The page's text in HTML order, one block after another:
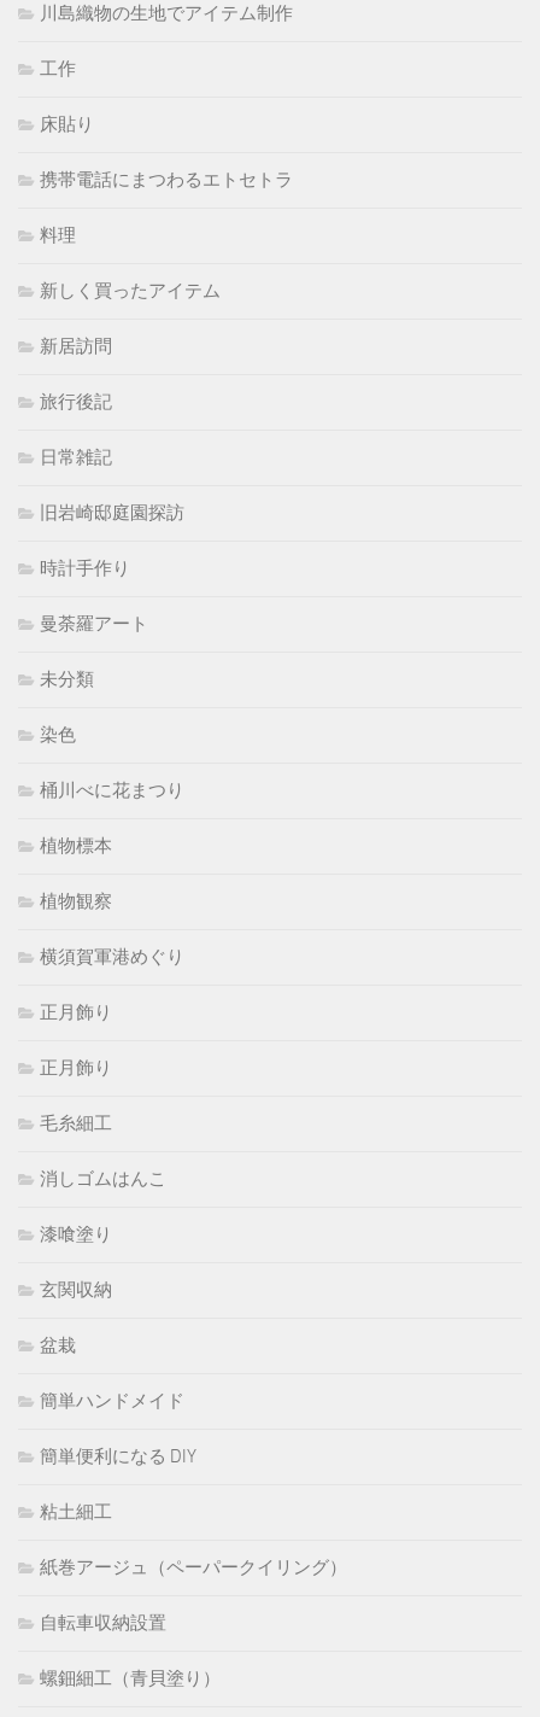
川島織物の生地でアイテム制作
工作
床貼り
携帯電話にまつわるエトセトラ
料理
新しく買ったアイテム
新居訪問
旅行後記
日常雑記
旧岩崎邸庭園探訪
時計手作り
曼荼羅アート
未分類
染色
桶川べに花まつり
植物標本
植物観察
横須賀軍港めぐり
正月飾り
正月飾り
毛糸細工
消しゴムはんこ
漆喰塗り
玄関収納
盆栽
簡単ハンドメイド
簡単便利になる DIY
粘土細工
紙巻アージュ（ペーパークイリング）
自転車収納設置
螺鈿細工（青貝塗り）